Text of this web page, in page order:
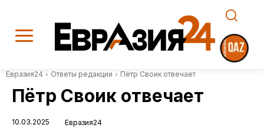
Евразия24 Ответы редакции Пётр Своик отвечает
Пётр Своик отвечает
10.03.2025 Евразия24